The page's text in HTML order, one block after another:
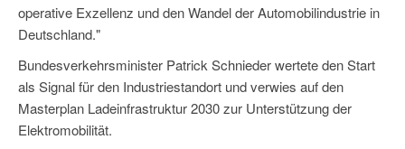
operative Exzellenz und den Wandel der Automobilindustrie in
Deutschland."
Bundesverkehrsminister Patrick Schnieder wertete den Start
als Signal für den Industriestandort und verwies auf den
Masterplan Ladeinfrastruktur 2030 zur Unterstützung der
Elektromobilität.